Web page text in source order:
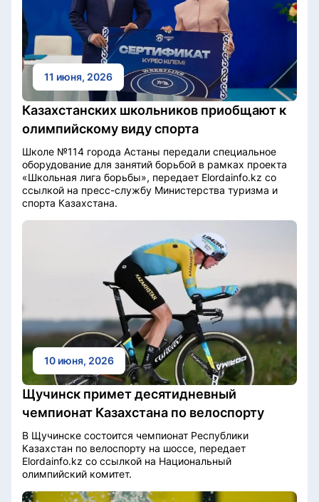
11 июня, 2026
Казахстанских школьников приобщают к
олимпийскому виду спорта
Школе №114 города Астаны передали специальное
оборудование для занятий борьбой в рамках проекта
«Школьная лига борьбы», передает Elordainfo.kz со
ссылкой на пресс-службу Министерства туризма и
спорта Казахстана.
10 июня, 2026
Щучинск примет десятидневный
чемпионат Казахстана по велоспорту
В Щучинске состоится чемпионат Республики
Казахстан по велоспорту на шоссе, передает
Elordainfo.kz со ссылкой на Национальный
олимпийский комитет.